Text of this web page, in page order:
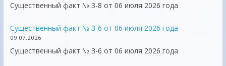
Существенный факт № 3-8 от 06 июля 2026 года
Существенный факт № 3-6 от 06 июля 2026 года
09.07.2026
Существенный факт № 3-6 от 06 июля 2026 года